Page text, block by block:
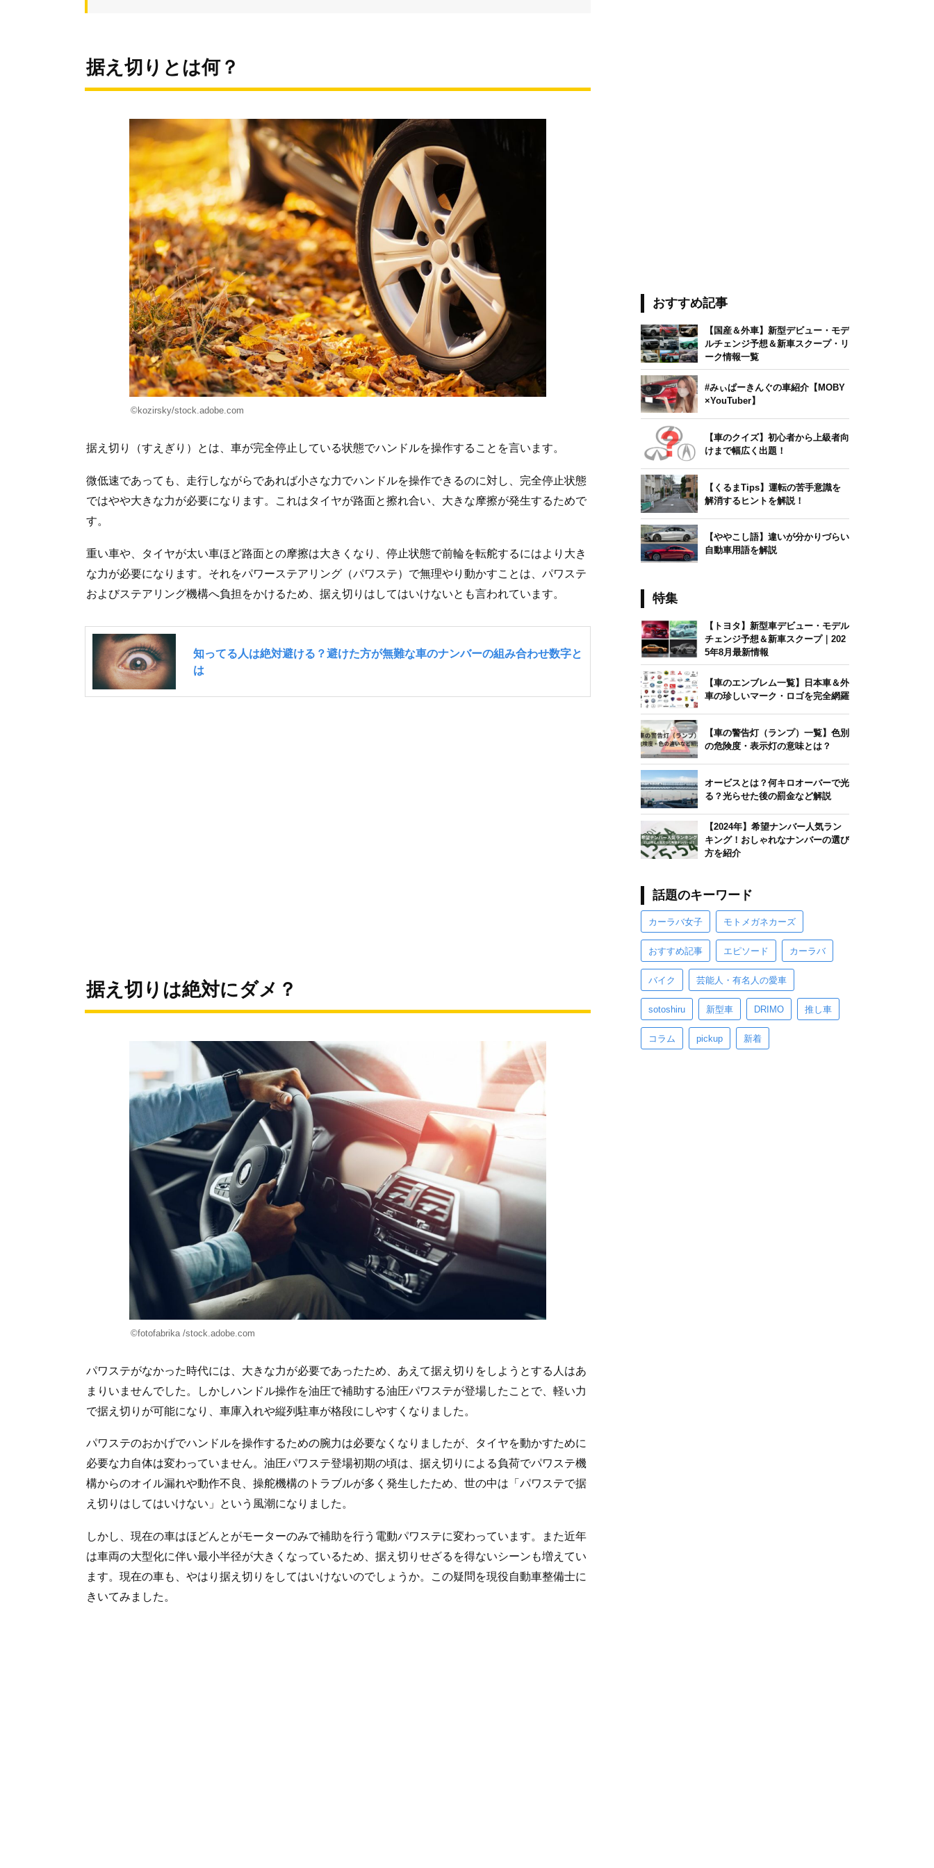
据え切りとは何？
©kozirsky/stock.adobe.com
据え切り（すえぎり）とは、車が完全停止している状態でハンドルを操作することを言います。
微低速であっても、走行しながらであれば小さな力でハンドルを操作できるのに対し、完全停止状態
ではやや大きな力が必要になります。これはタイヤが路面と擦れ合い、大きな摩擦が発生するためで
す。
重い車や、タイヤが太い車ほど路面との摩擦は大きくなり、停止状態で前輪を転舵するにはより大き
な力が必要になります。それをパワーステアリング（パワステ）で無理やり動かすことは、パワステ
およびステアリング機構へ負担をかけるため、据え切りはしてはいけないとも言われています。
据え切りは絶対にダメ？
©fotofabrika /stock.adobe.com
パワステがなかった時代には、大きな力が必要であったため、あえて据え切りをしようとする人はあ
まりいませんでした。しかしハンドル操作を油圧で補助する油圧パワステが登場したことで、軽い力
で据え切りが可能になり、車庫入れや縦列駐車が格段にしやすくなりました。
パワステのおかげでハンドルを操作するための腕力は必要なくなりましたが、タイヤを動かすために
必要な力自体は変わっていません。油圧パワステ登場初期の頃は、据え切りによる負荷でパワステ機
構からのオイル漏れや動作不良、操舵機構のトラブルが多く発生したため、世の中は「パワステで据
え切りはしてはいけない」という風潮になりました。
しかし、現在の車はほどんとがモーターのみで補助を行う電動パワステに変わっています。また近年
は車両の大型化に伴い最小半径が大きくなっているため、据え切りせざるを得ないシーンも増えてい
ます。現在の車も、やはり据え切りをしてはいけないのでしょうか。この疑問を現役自動車整備士に
きいてみました。
おすすめ記事
【国産＆外車】新型デビュー・モデ
ルチェンジ予想＆新車スクープ・リ
ーク情報一覧
#みぃぱーきんぐの車紹介【MOBY
×YouTuber】
【車のクイズ】初心者から上級者向
けまで幅広く出題！
【くるまTips】運転の苦手意識を
解消するヒントを解説！
【ややこし語】違いが分かりづらい
自動車用語を解説
特集
【トヨタ】新型車デビュー・モデル
チェンジ予想＆新車スクープ｜202
5年8月最新情報
【車のエンブレム一覧】日本車＆外
車の珍しいマーク・ロゴを完全網羅
【車の警告灯（ランプ）一覧】色別
の危険度・表示灯の意味とは？
オービスとは？何キロオーバーで光
る？光らせた後の罰金など解説
【2024年】希望ナンバー人気ラン
キング！おしゃれなナンバーの選び
方を紹介
話題のキーワード
カーラバ女子 モトメガネカーズ
おすすめ記事 エピソード カーラバ
バイク 芸能人・有名人の愛車
sotoshiru 新型車 DRIMO 推し車
コラム pickup 新着